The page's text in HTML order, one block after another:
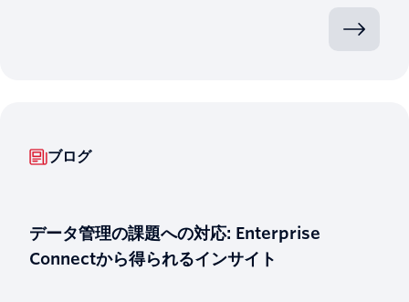
ブログ
データ管理の課題への対応: Enterprise
Connectから得られるインサイト